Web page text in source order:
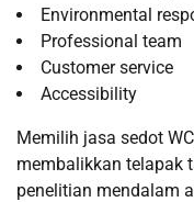
Environmental
Professional team
Customer service
Accessibility
Memilih jasa sedot
membalikkan telapak
penelitian mendalam